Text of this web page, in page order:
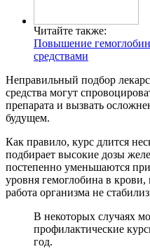
Читайте также:
Повышение
средствами
Неправильный подбор
средства могут
препарата и вызвать
будущем.
Как правило, курс длится
подбирает высокие дозы
постепенно уменьшаются
уровня гемоглобина в
работа организма не
В некоторых случаях
профилактические
год.